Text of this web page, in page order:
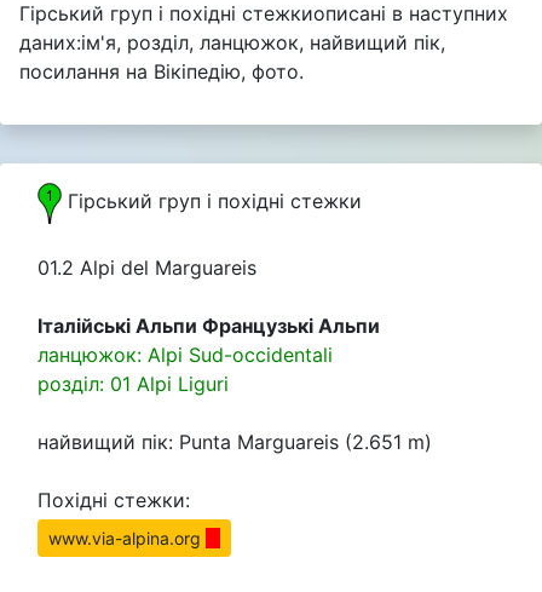
Гірський груп i похідні стежкиописані в наступних
даних:ім'я, розділ, ланцюжок, найвищий пік,
посилання на Вікіпедію, фото.
Гірський груп i похідні стежки
01.2 Alpi del Marguareis
Італійські Альпи Французькі Альпи
ланцюжок: Alpi Sud-occidentali
розділ: 01 Alpi Liguri
найвищий пік: Punta Marguareis (2.651 m)
Похідні стежки:
www.via-alpina.org